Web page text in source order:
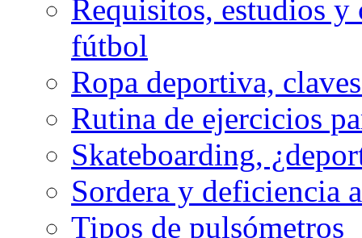
Requisitos, estudios y
fútbol
Ropa deportiva,
Rutina de ejercicios
Skateboarding,
Sordera y deficiencia
Tipos de pulsómetros